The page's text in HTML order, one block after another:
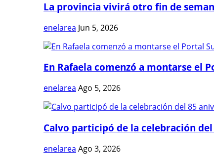
La provincia vivirá otro fin de
enelarea Jun 5, 2026
En Rafaela comenzó a montarse el
enelarea Ago 5, 2026
Calvo participó de la celebración
enelarea Ago 3, 2026